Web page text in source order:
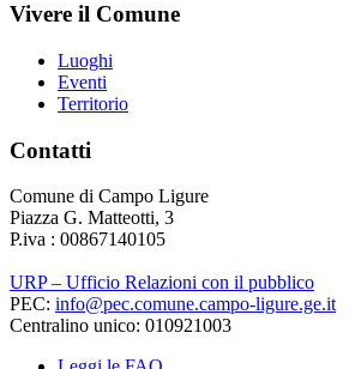
Vivere il Comune
Luoghi
Eventi
Territorio
Contatti
Comune di Campo Ligure
Piazza G. Matteotti, 3
P.iva : 00867140105
URP – Ufficio Relazioni con il pubblico
PEC: info@pec.comune.campo-ligure.ge.it
Centralino unico: 010921003